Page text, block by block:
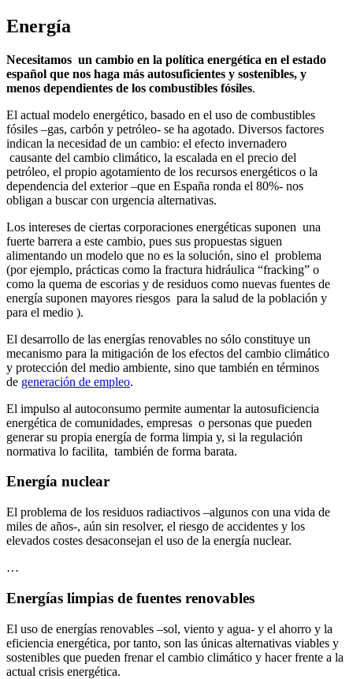
Energía
Necesitamos un cambio en la política energética en el estado
español que nos haga más autosuficientes y sostenibles, y
menos dependientes de los combustibles fósiles.
El actual modelo energético, basado en el uso de combustibles
fósiles –gas, carbón y petróleo- se ha agotado. Diversos factores
indican la necesidad de un cambio: el efecto invernadero
causante del cambio climático, la escalada en el precio del
petróleo, el propio agotamiento de los recursos energéticos o la
dependencia del exterior –que en España ronda el 80%- nos
obligan a buscar con urgencia alternativas.
Los intereses de ciertas corporaciones energéticas suponen una
fuerte barrera a este cambio, pues sus propuestas siguen
alimentando un modelo que no es la solución, sino el problema
(por ejemplo, prácticas como la fractura hidráulica “fracking” o
como la quema de escorias y de residuos como nuevas fuentes de
energía suponen mayores riesgos para la salud de la población y
para el medio ).
El desarrollo de las energías renovables no sólo constituye un
mecanismo para la mitigación de los efectos del cambio climático
y protección del medio ambiente, sino que también en términos
de generación de empleo.
El impulso al autoconsumo permite aumentar la autosuficiencia
energética de comunidades, empresas o personas que pueden
generar su propia energía de forma limpia y, si la regulación
normativa lo facilita, también de forma barata.
Energía nuclear
El problema de los residuos radiactivos –algunos con una vida de
miles de años-, aún sin resolver, el riesgo de accidentes y los
elevados costes desaconsejan el uso de la energía nuclear.
…
Energías limpias de fuentes renovables
El uso de energías renovables –sol, viento y agua- y el ahorro y la
eficiencia energética, por tanto, son las únicas alternativas viables y
sostenibles que pueden frenar el cambio climático y hacer frente a la
actual crisis energética.